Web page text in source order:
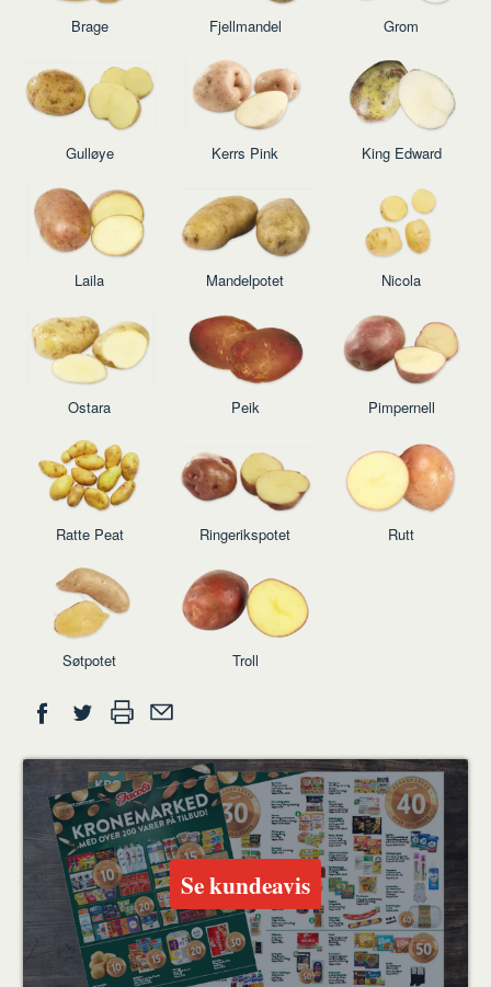
Brage Fjellmandel Grom
Gulløye Kerrs Pink King Edward
Laila Mandelpotet Nicola
Ostara Peik Pimpernell
Ratte Peat Ringerikspotet Rutt
Søtpotet Troll
Del
på
Facebook
på
Twitter
ut en
venn
Se kundeavis